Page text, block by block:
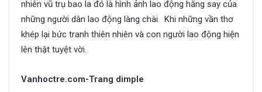
nhiên vũ trụ bao la đó là hình ảnh lao động hăng say của
những người dân lao động làng chài. Khi những vần thơ
khép lại bức tranh thiên nhiên và con người lao động hiện
lên thật tuyệt vời.
Vanhoctre.com-Trang dimple